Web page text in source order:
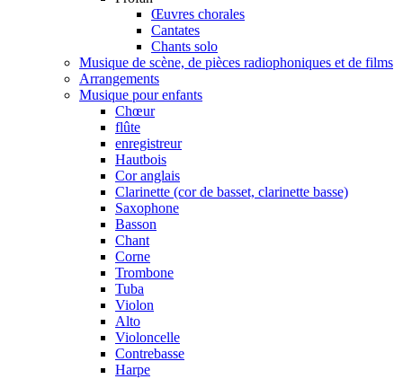
Œuvres chorales
Cantates
Chants solo
Musique de scène, de pièces radiophoniques et de films
Arrangements
Musique pour enfants
Chœur
flûte
enregistreur
Hautbois
Cor anglais
Clarinette (cor de basset, clarinette basse)
Saxophone
Basson
Chant
Corne
Trombone
Tuba
Violon
Alto
Violoncelle
Contrebasse
Harpe